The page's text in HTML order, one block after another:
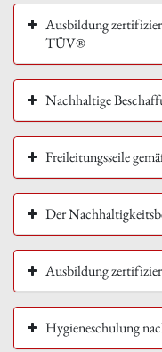
Ausbildung
TÜV®
Nachhaltige
Freileitungsseile
Der
Ausbildung
Hygieneschulung